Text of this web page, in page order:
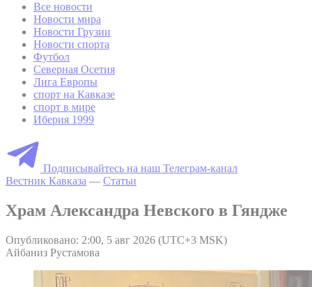
Все новости
Новости мира
Новости Грузии
Новости спорта
Футбол
Северная Осетия
Лига Европы
спорт на Кавказе
спорт в мире
Иберия 1999
Подписывайтесь на наш Телеграм-канал
Вестник Кавказа — Статьи
Храм Александра Невского в Гяндже
Опубликовано: 2:00, 5 авг 2026 (UTC+3 MSK)
Айбаниз Рустамова